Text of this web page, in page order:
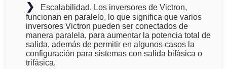
❯ Escalabilidad. Los inversores de Victron,
funcionan en paralelo, lo que significa que varios
inversores Victron pueden ser conectados de
manera paralela, para aumentar la potencia total de
salida, además de permitir en algunos casos la
configuración para sistemas con salida bifásica o
trifásica.